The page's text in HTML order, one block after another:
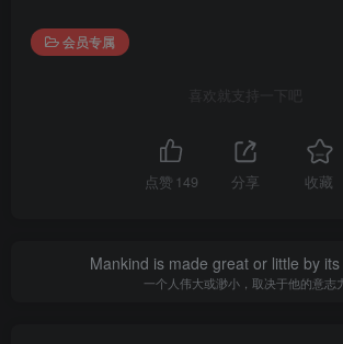
会员专属
喜欢就支持一下吧
点赞 149 分享 收藏
Mankind is made great or little by
一个人伟大或渺小，取决于他的意志